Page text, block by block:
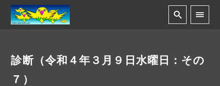
診断（令和４年３月９日水曜日：その
７）